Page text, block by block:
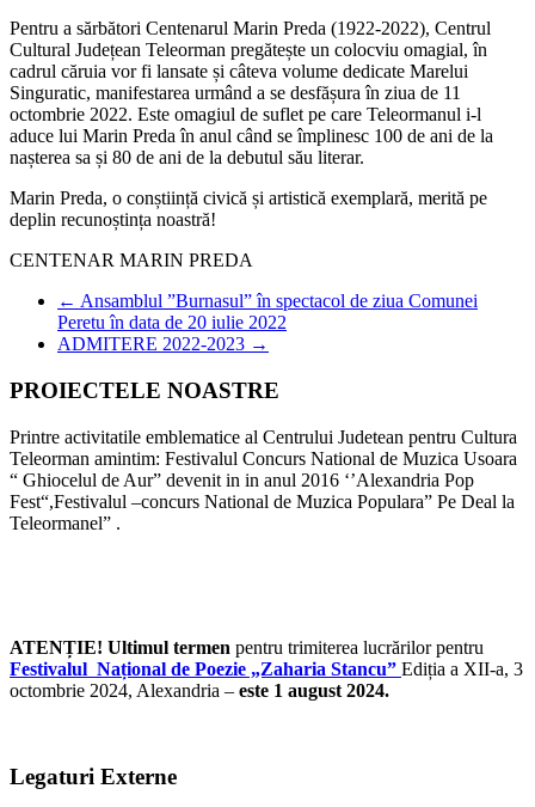
Pentru a sărbători Centenarul Marin Preda (1922-2022), Centrul
Cultural Județean Teleorman pregătește un colocviu omagial, în
cadrul căruia vor fi lansate și câteva volume dedicate Marelui
Singuratic, manifestarea urmând a se desfășura în ziua de 11
octombrie 2022. Este omagiul de suflet pe care Teleormanul i-l
aduce lui Marin Preda în anul când se împlinesc 100 de ani de la
nașterea sa și 80 de ani de la debutul său literar.
Marin Preda, o conștiință civică și artistică exemplară, merită pe
deplin recunoștința noastră!
CENTENAR MARIN PREDA
← Ansamblul ”Burnasul” în spectacol de ziua Comunei
Peretu în data de 20 iulie 2022
ADMITERE 2022-2023 →
PROIECTELE NOASTRE
Printre activitatile emblematice al Centrului Judetean pentru Cultura
Teleorman amintim: Festivalul Concurs National de Muzica Usoara
“ Ghiocelul de Aur” devenit in in anul 2016 ‘’Alexandria Pop
Fest“,Festivalul –concurs National de Muzica Populara” Pe Deal la
Teleormanel” .
ATENȚIE! Ultimul termen pentru trimiterea lucrărilor pentru
Festivalul Național de Poezie „Zaharia Stancu” Ediția a XII-a, 3
octombrie 2024, Alexandria – este 1 august 2024.
Legaturi Externe